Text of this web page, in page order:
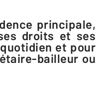
droits et ses
et pour
bailleur ou